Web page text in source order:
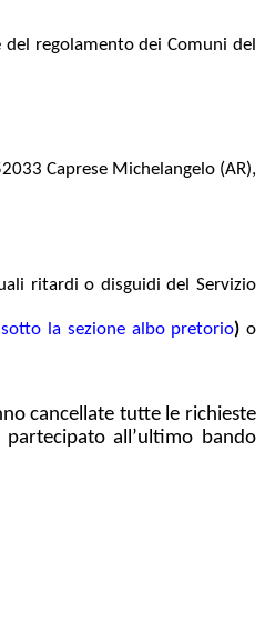
regolamento dei Comuni del
Caprese Michelangelo (AR),
ritardi o disguidi del Servizio
la sezione albo pretorio) o
cancellate tutte le richieste
all’ultimo bando